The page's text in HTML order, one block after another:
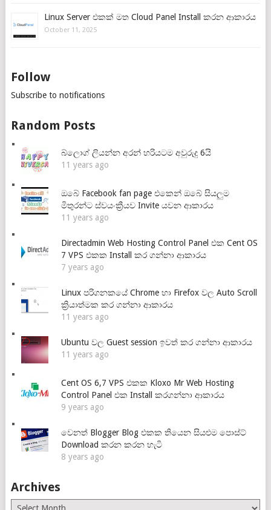
Linux Server එකක් මත Cloud Panel Install කරන ආකාරය
October 11, 2025
Follow
Subscribe to notifications
Random Posts
බ්ලොග් ලියන්න අරන් හරියටම අවුරුදු 6යි
11 years ago
ඔබේ Facebook fan page එකෙන් ඔබේ සියලුම
මිතුරන්ට ස්වයංක්‍රීයව Invite යවන ආකාරය
11 years ago
Directadmin Web Hosting Control Panel එක Cent OS
7 VPS එකක Install කර ගන්නා ආකාරය
7 years ago
Linux පරිගනකයේ Chrome හා Firefox වල Auto Scroll
ක්‍රියාත්මක කර ගන්නා ආකාරය
11 years ago
Ubuntu වල Guest session ඉවත් කර ගන්නා ආකාරය
11 years ago
Cent OS 6,7 VPS එකක Kloxo Mr Web Hosting
Control Panel එක Install කරගන්නා ආකාරය
9 years ago
වෙනත් Blogger Blog එකක තියෙන සියළුම පොස්ට්
Download කරන කරන හැටි
8 years ago
Archives
Archives